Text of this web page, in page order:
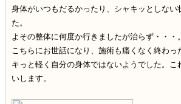
身体がいつもだるかったり、シャキッとしない
た。
よその整体に何度か行きましたが治らず・・・。
こちらにお世話になり、施術も痛くなく終わっ
キっと軽く自分の身体ではないようでした。こ
いします。